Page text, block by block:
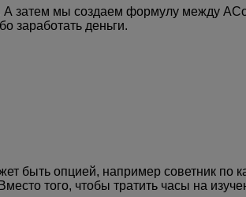
затем мы создаем формулу между
заработать деньги.
быть опцией, например советник по
того, чтобы тратить часы на